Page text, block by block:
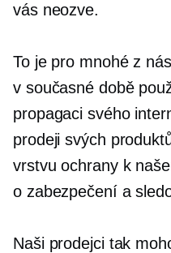
vás neozve.
To je pro mnohé z
v současné době
propagaci svého
prodeji svých
vrstvu ochrany k
o zabezpečení a
Naši prodejci tak